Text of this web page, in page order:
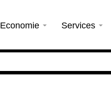
Economie Services